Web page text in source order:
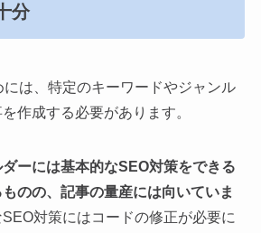
分
は、特定のキーワードやジャンル
作成する必要があります。
ーには基本的なSEO対策をできる
のの、記事の量産には向いていま
対策にはコードの修正が必要に